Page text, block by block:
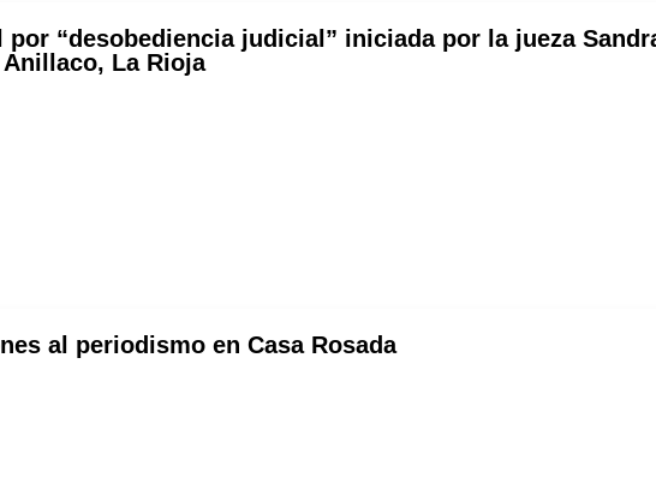
“desobediencia judicial” iniciada por la jueza
La Rioja
al periodismo en Casa Rosada